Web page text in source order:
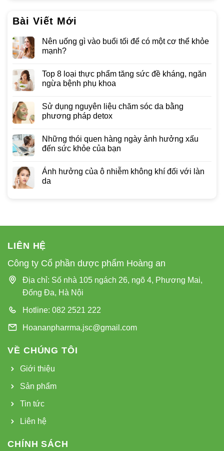
Bài Viết Mới
Nên uống gì vào buổi tối để có một cơ thể khỏe
mạnh?
Top 8 loại thực phẩm tăng sức đề kháng, ngăn
ngừa bệnh phụ khoa
Sử dụng nguyên liệu chăm sóc da bằng
phương pháp detox
Những thói quen hàng ngày ảnh hưởng xấu
đến sức khỏe của bạn
Ảnh hưởng của ô nhiễm không khí đối với làn
da
LIÊN HỆ
Công ty Cổ phần dược phẩm Hoàng an
Địa chỉ: Số nhà 105 ngách 26, ngõ 4, Phương Mai,
Đống Đa, Hà Nội
Hotline: 082 2521 222
Hoananpharrma.jsc@gmail.com
VỀ CHÚNG TÔI
Giới thiệu
Sản phẩm
Tin tức
Liên hệ
CHÍNH SÁCH